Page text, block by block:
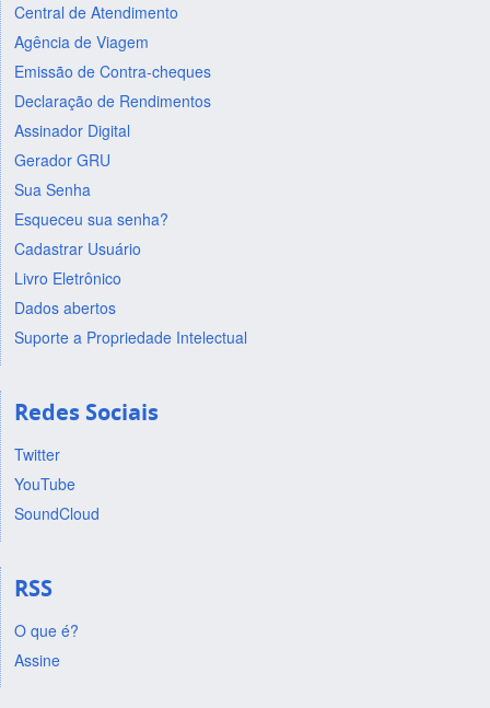
Central de Atendimento
Agência de Viagem
Emissão de Contra-cheques
Declaração de Rendimentos
Assinador Digital
Gerador GRU
Sua Senha
Esqueceu sua senha?
Cadastrar Usuário
Livro Eletrônico
Dados abertos
Suporte a Propriedade Intelectual
Redes Sociais
Twitter
YouTube
SoundCloud
RSS
O que é?
Assine